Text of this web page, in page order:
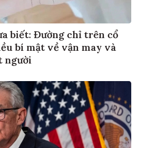
biết: Đường chỉ trên cổ
bí mật về vận may và
người